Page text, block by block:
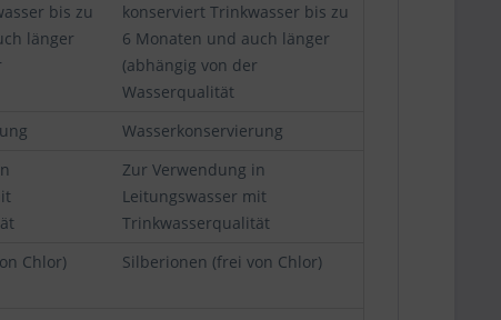
bis zu
länger
konserviert Trinkwasser bis zu
6 Monaten und auch länger
(abhängig von der
Wasserqualität
Wasserkonservierung
Zur Verwendung in
Leitungswasser mit
Trinkwasserqualität
Chlor) Silberionen (frei von Chlor)